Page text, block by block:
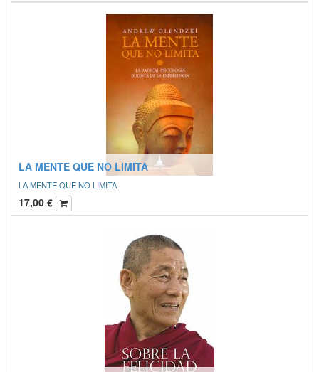
LA MENTE QUE NO LIMITA
LA MENTE QUE NO LIMITA
17,00 €